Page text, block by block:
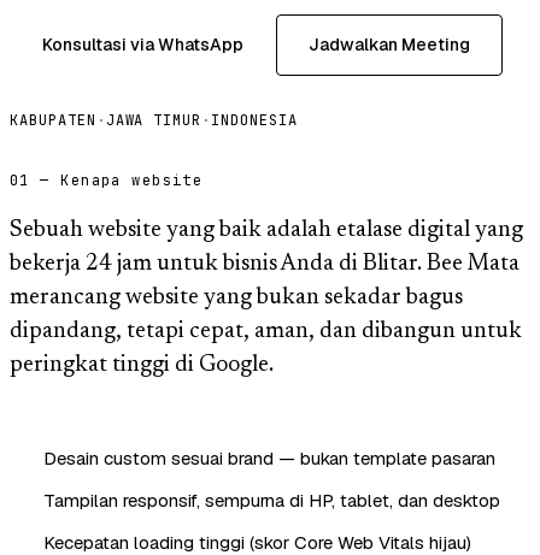
Konsultasi via WhatsApp Jadwalkan Meeting
KABUPATEN · JAWA TIMUR · INDONESIA
01 — Kenapa website
Sebuah website yang baik adalah etalase digital yang
bekerja 24 jam untuk bisnis Anda di Blitar. Bee Mata
merancang website yang bukan sekadar bagus
dipandang, tetapi cepat, aman, dan dibangun untuk
peringkat tinggi di Google.
Desain custom sesuai brand — bukan template pasaran
Tampilan responsif, sempurna di HP, tablet, dan desktop
Kecepatan loading tinggi (skor Core Web Vitals hijau)